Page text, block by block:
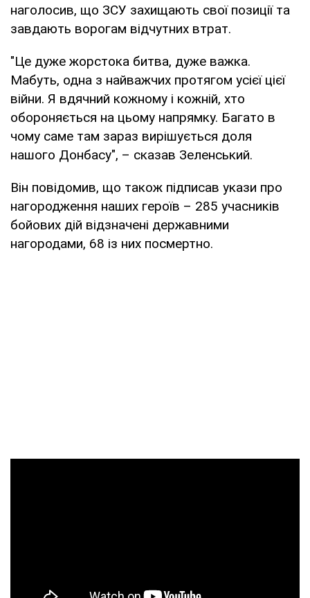
наголосив, що ЗСУ захищають свої позиції та
завдають ворогам відчутних втрат.
"Це дуже жорстока битва, дуже важка.
Мабуть, одна з найважчих протягом усієї цієї
війни. Я вдячний кожному і кожній, хто
обороняється на цьому напрямку. Багато в
чому саме там зараз вирішується доля
нашого Донбасу", – сказав Зеленський.
Він повідомив, що також підписав укази про
нагородження наших героїв – 285 учасників
бойових дій відзначені державними
нагородами, 68 із них посмертно.